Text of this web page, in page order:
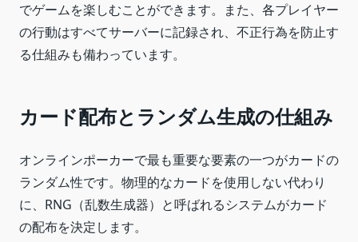
でゲームを楽しむことができます。また、各プレイヤー
の行動はすべてサーバーに記録され、不正行為を防止す
る仕組みも備わっています。
カード配布とランダム生成の仕組み
オンラインポーカーで最も重要な要素の一つがカードの
ランダム性です。物理的なカードを使用しない代わり
に、RNG（乱数生成器）と呼ばれるシステムがカード
の配布を決定します。